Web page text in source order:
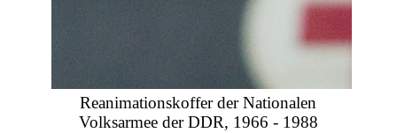
Reanimationskoffer der Nationalen
Volksarmee der DDR, 1966 - 1988